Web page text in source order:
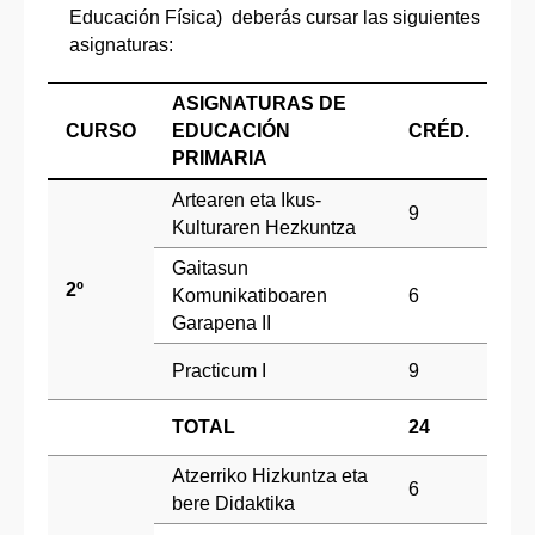
Educación Física) deberás cursar las siguientes
asignaturas:
CURSO
ASIGNATURAS DE
EDUCACIÓN
PRIMARIA
CRÉD.
2º
Artearen eta Ikus-
Kulturaren Hezkuntza
9
Gaitasun
Komunikatiboaren
Garapena II
6
Practicum I 9
TOTAL 24
Atzerriko Hizkuntza eta
bere Didaktika
6